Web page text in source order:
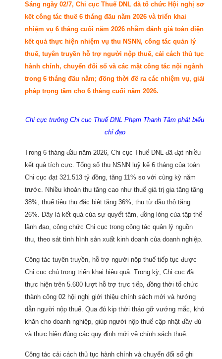
Sáng ngày 02/7, Chi cục Thuế DNL đã tổ chức Hội nghị sơ
kết công tác thuế 6 tháng đầu năm 2026 và triển khai
nhiệm vụ 6 tháng cuối năm 2026 nhằm đánh giá toàn diện
kết quả thực hiện nhiệm vụ thu NSNN, công tác quản lý
thuế, tuyên truyền hỗ trợ người nộp thuế, cải cách thủ tục
hành chính, chuyển đổi số và các mặt công tác nội ngành
trong 6 tháng đầu năm; đồng thời đề ra các nhiệm vụ, giải
pháp trọng tâm cho 6 tháng cuối năm 2026.
Chi cục trưởng Chi cục Thuế DNL Phạm Thanh Tâm phát biểu
chỉ đạo
Trong 6 tháng đầu năm 2026, Chi cục Thuế DNL đã đạt nhiều
kết quả tích cực. Tổng số thu NSNN luỹ kế 6 tháng của toàn
Chi cục đạt 321.513 tỷ đồng, tăng 11% so với cùng kỳ năm
trước. Nhiều khoản thu tăng cao như thuế giá trị gia tăng tăng
38%, thuế tiêu thụ đặc biệt tăng 36%, thu từ dầu thô tăng
26%. Đây là kết quả của sự quyết tâm, đồng lòng của tập thể
lãnh đạo, công chức Chi cục trong công tác quản lý nguồn
thu, theo sát tình hình sản xuất kinh doanh của doanh nghiệp.
Công tác tuyên truyền, hỗ trợ người nộp thuế tiếp tục được
Chi cục chú trọng triển khai hiệu quả. Trong kỳ, Chi cục đã
thực hiện trên 5.600 lượt hỗ trợ trực tiếp, đồng thời tổ chức
thành công 02 hội nghị giới thiệu chính sách mới và hướng
dẫn người nộp thuế. Qua đó kịp thời tháo gỡ vướng mắc, khó
khăn cho doanh nghiệp, giúp người nộp thuế cập nhật đầy đủ
và thực hiện đúng các quy định mới về chính sách thuế.
Công tác cải cách thủ tục hành chính và chuyển đổi số ghi